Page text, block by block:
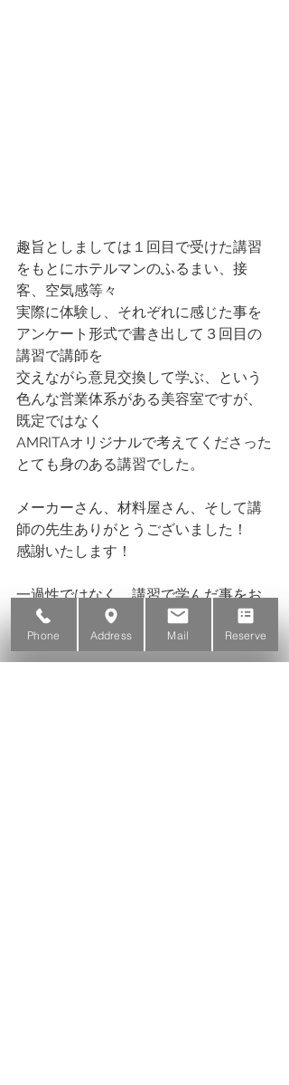
趣旨としましては１回目で受けた講習
をもとにホテルマンのふるまい、接
客、空気感等々
実際に体験し、それぞれに感じた事を
アンケート形式で書き出して３回目の
講習で講師を
交えながら意見交換して学ぶ、という
色んな営業体系がある美容室ですが、
既定ではなく
AMRITAオリジナルで考えてくださった
とても身のある講習でした。
メーカーさん、材料屋さん、そして講
師の先生ありがとうございました！
感謝いたします！
一過性ではなく、講習で学んだ事をお
客様に感じていただけるようにスタッ
フ全員で精進して参ります。
Phone Address Mail Reserve